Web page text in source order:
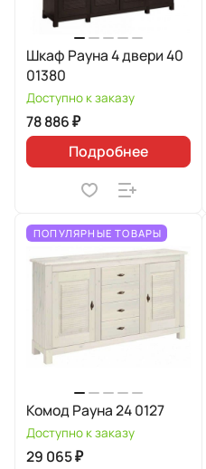
Шкаф Рауна 4 двери 40
01380
Доступно к заказу
78 886 ₽
Подробнее
ПОПУЛЯРНЫЕ ТОВАРЫ
Комод Рауна 24 0127
Доступно к заказу
29 065 ₽